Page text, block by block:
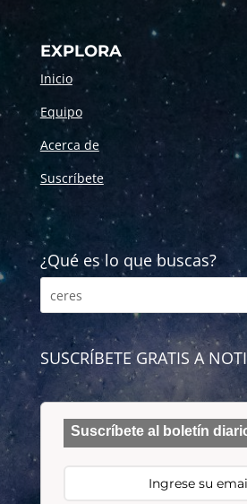
EXPLORA
Inicio
Equipo
Acerca de
Suscríbete
¿Qué es lo que buscas?
SUSCRÍBETE GRATIS A
Suscríbete al boletín